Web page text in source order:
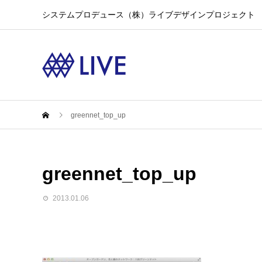
システムプロデュース（株）ライブデザインプロジェクト
greennet_top_up
greennet_top_up
2013.01.06